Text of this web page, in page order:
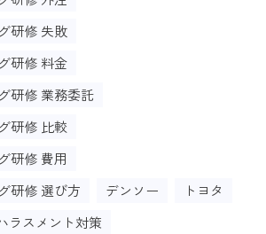
研修 失敗
研修 料金
研修 業務委託
研修 比較
研修 費用
研修 選び方
デンソー
トヨタ
ラスメント対策